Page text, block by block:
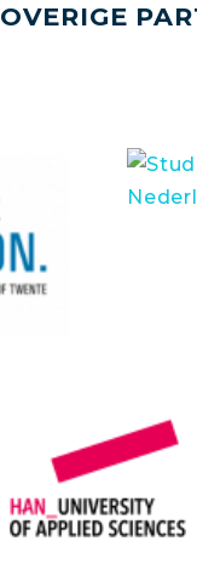
OVERIGE